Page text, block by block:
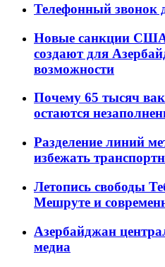
Телефонный звонок
Новые санкции США
создают для
возможности
Почему 65 тысяч
остаются
Разделение линий
избежать
Летопись свободы
Мешруте и
Азербайджан
медиа